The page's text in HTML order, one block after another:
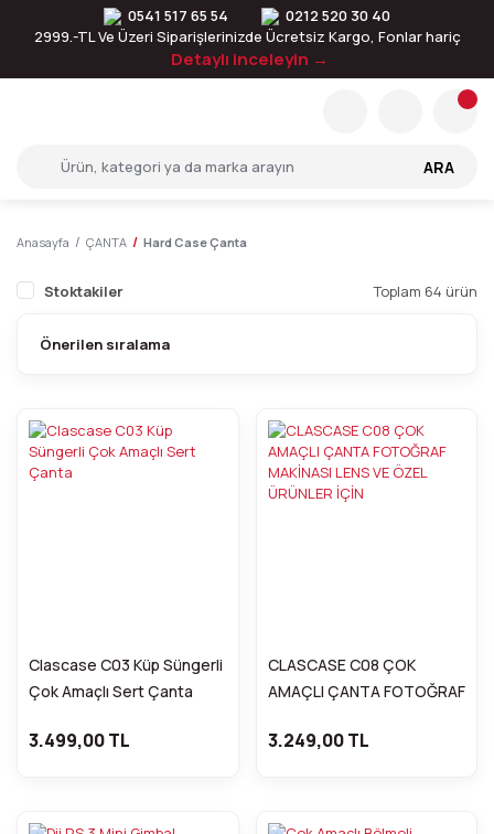
0541 517 65 54
0212 520 30 40
2999.-TL Ve Üzeri Siparişlerinizde Ücretsiz Kargo, Fonlar hariç
Detaylı inceleyin →
ARA
Anasayfa ÇANTA Hard Case Çanta
Stoktakiler Toplam 64 ürün
Clascase C03 Küp Süngerli
Çok Amaçlı Sert Çanta
3.499,00 TL
CLASCASE C08 ÇOK
AMAÇLI ÇANTA FOTOĞRAF
ÜRÜNLER İÇİN
3.249,00 TL